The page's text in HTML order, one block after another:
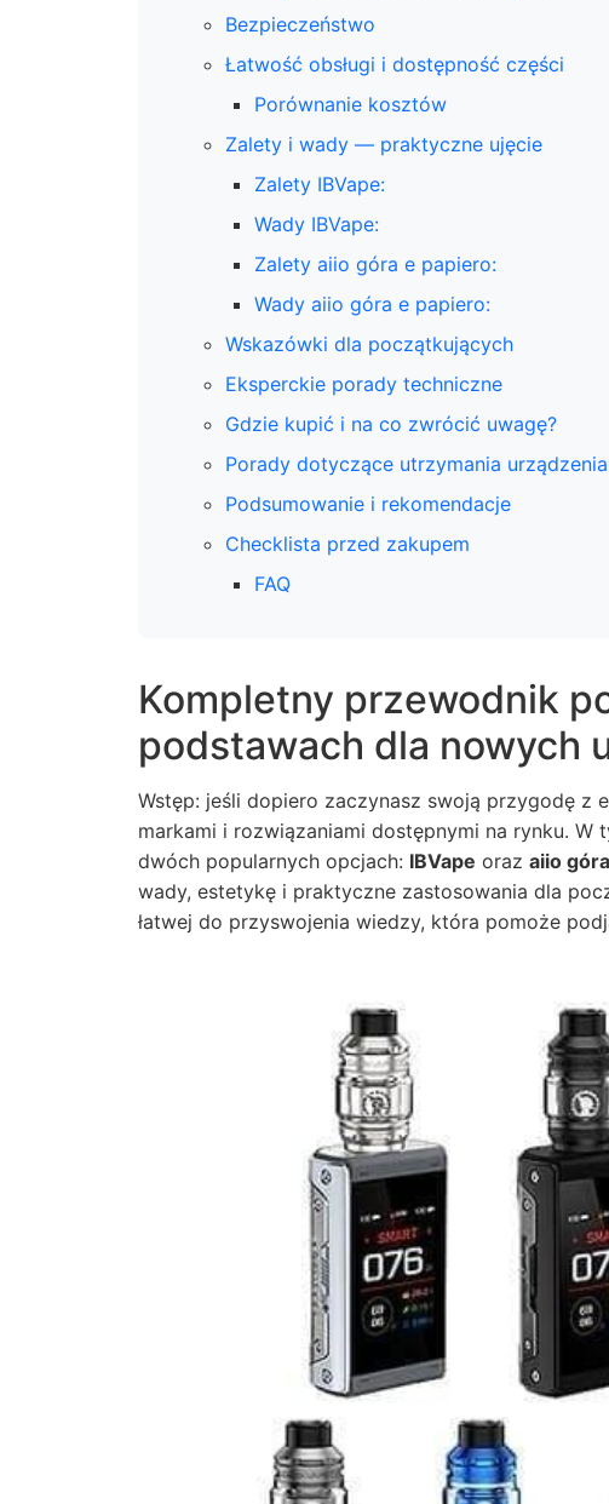
Bezpieczeństwo
Łatwość obsługi i dostępność części
Porównanie kosztów
Zalety i wady — praktyczne ujęcie
Zalety IBVape:
Wady IBVape:
Zalety aiio góra e papiero:
Wady aiio góra e papiero:
Wskazówki dla początkujących
Eksperckie porady techniczne
Gdzie kupić i na co zwrócić uwagę?
Porady dotyczące utrzymania urządzenia
Podsumowanie i rekomendacje
Checklista przed zakupem
FAQ
Kompletny przewodnik
podstawach dla nowych
Wstęp: jeśli dopiero zaczynasz swoją przygodę z
markami i rozwiązaniami dostępnymi na rynku.
dwóch popularnych opcjach: IBVape oraz aiio
wady, estetykę i praktyczne zastosowania dla
łatwej do przyswojenia wiedzy, która pomoże